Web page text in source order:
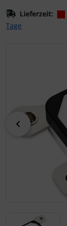
Lieferzeit:
Tage
zurück